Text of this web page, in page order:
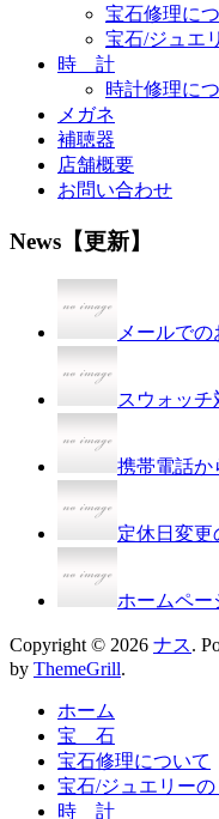
宝石修理に
宝石/ジュエ
時 計
時計修理に
メガネ
補聴器
店舗概要
お問い合わせ
News【更新】
メールで
スウォッ
携帯電話か
定休日変更
ホームペ
Copyright © 2026 ナス.
by ThemeGrill.
ホーム
宝 石
宝石修理について
宝石/ジュエリー
時 計